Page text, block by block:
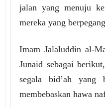
jalan yang menuju
mereka yang
Imam Jalaluddin al-
Junaid sebagai
segala bid’ah yang
membebaskan hawa